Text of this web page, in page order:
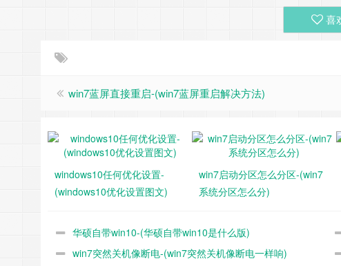
喜
win7蓝屏直接重启-(win7蓝屏重启解决方法)
windows10任何优化设置-
(windows10优化设置图文)
win7启动分区怎么分区-(win7
系统分区怎么分)
华硕自带win10-(华硕自带win10是什么版)
win7突然关机像断电-(win7突然关机像断电一样响)